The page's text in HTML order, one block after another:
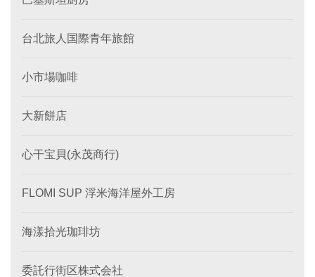
台北旅人国際青年旅館
小市場咖啡
大新餅店
心干宝貝(永茂商行)
FLOMI SUP 浮米海洋屋外工房
海漾拾光珈琲坊
委託行街区株式会社